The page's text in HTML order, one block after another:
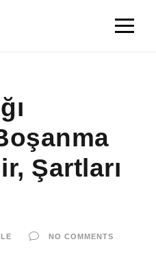
Şartları
NO COMMENTS